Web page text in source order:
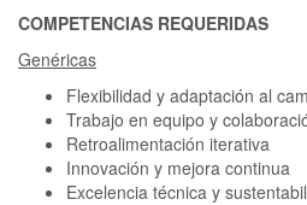
COMPETENCIAS REQUERIDAS
Genéricas
Flexibilidad y adaptación al
Trabajo en equipo y
Retroalimentación iterativa
Innovación y mejora continua
Excelencia técnica y